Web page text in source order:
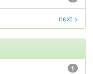
next >
1